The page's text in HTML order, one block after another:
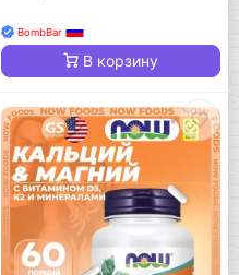
BombBar
В корзину